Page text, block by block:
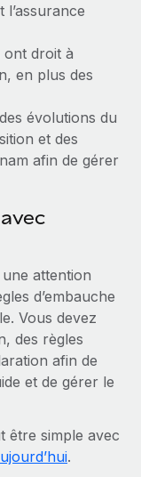
l’assurance
ont droit à
en plus des
évolutions du
et des
afin de gérer
attention
d’embauche
Vous devez
des règles
afin de
et de gérer le
être simple avec
.